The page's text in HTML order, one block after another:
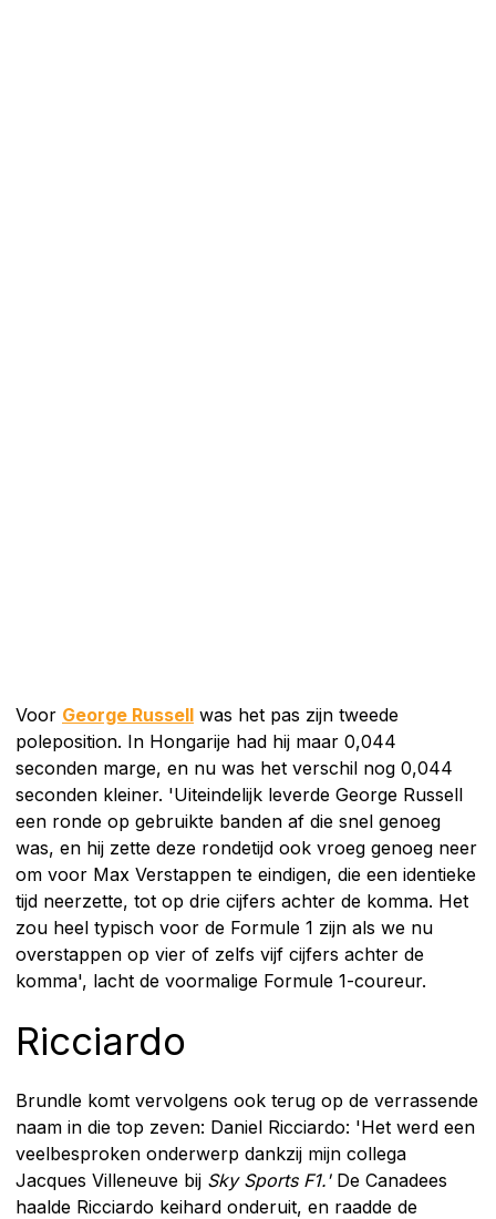
Voor George Russell was het pas zijn tweede
poleposition. In Hongarije had hij maar 0,044
seconden marge, en nu was het verschil nog 0,044
seconden kleiner. 'Uiteindelijk leverde George Russell
een ronde op gebruikte banden af die snel genoeg
was, en hij zette deze rondetijd ook vroeg genoeg neer
om voor Max Verstappen te eindigen, die een identieke
tijd neerzette, tot op drie cijfers achter de komma. Het
zou heel typisch voor de Formule 1 zijn als we nu
overstappen op vier of zelfs vijf cijfers achter de
komma', lacht de voormalige Formule 1-coureur.
Ricciardo
Brundle komt vervolgens ook terug op de verrassende
naam in die top zeven: Daniel Ricciardo: 'Het werd een
veelbesproken onderwerp dankzij mijn collega
Jacques Villeneuve bij Sky Sports F1.' De Canadees
haalde Ricciardo keihard onderuit, en raadde de